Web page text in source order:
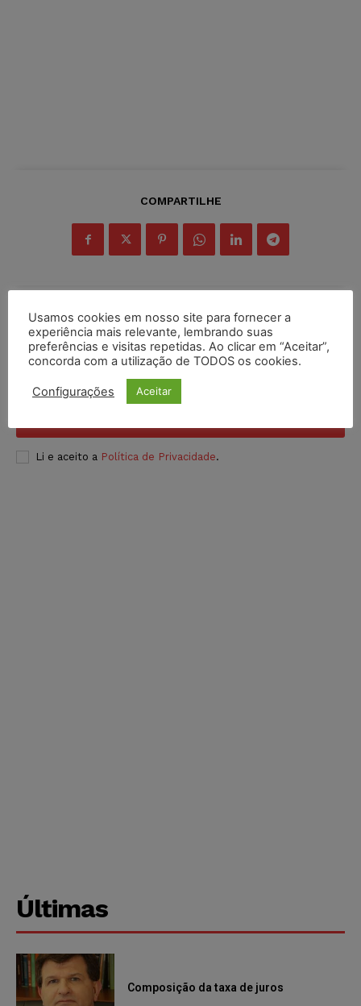
COMPARTILHE
Inscreva-se
Li e aceito a Política de Privacidade.
Últimas
Composição da taxa de juros
Usamos cookies em nosso site para fornecer a
experiência mais relevante, lembrando suas
preferências e visitas repetidas. Ao clicar em “Aceitar”,
concorda com a utilização de TODOS os cookies.
Configurações Aceitar